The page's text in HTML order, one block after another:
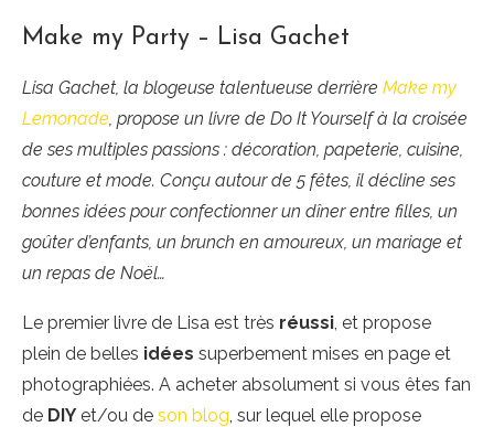
Make my Party – Lisa Gachet
Lisa Gachet, la blogeuse talentueuse derrière Make my
Lemonade, propose un livre de Do It Yourself à la croisée
de ses multiples passions : décoration, papeterie, cuisine,
couture et mode. Conçu autour de 5 fêtes, il décline ses
bonnes idées pour confectionner un dîner entre filles, un
goûter d’enfants, un brunch en amoureux, un mariage et
un repas de Noël…
Le premier livre de Lisa est très réussi, et propose
plein de belles idées superbement mises en page et
photographiées. A acheter absolument si vous êtes fan
de DIY et/ou de son blog, sur lequel elle propose